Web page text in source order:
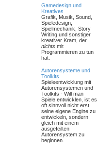
Gamedesign und
Kreatives
Grafik, Musik, Sound,
Spieledesign,
Spielmechanik, Story
Writing und sonstiger
kreativer Kram, der
nichts mit
Programmieren zu tun
hat.
Autorensysteme und
Toolkits
Spieleentwicklung mit
Autorensystemen und
Toolkits - Will man
Spiele entwicklen, ist es
oft sinnvoll nicht erst
seine eigene Engine zu
entwickeln, sondern
gleich mit einem
ausgefeilten
Autorensystem zu
beginnen.